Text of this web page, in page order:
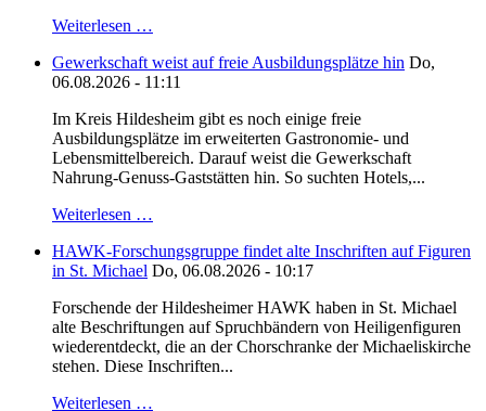
Weiterlesen …
Gewerkschaft weist auf freie Ausbildungsplätze hin Do,
06.08.2026 - 11:11
Im Kreis Hildesheim gibt es noch einige freie
Ausbildungsplätze im erweiterten Gastronomie- und
Lebensmittelbereich. Darauf weist die Gewerkschaft
Nahrung-Genuss-Gaststätten hin. So suchten Hotels,...
Weiterlesen …
HAWK-Forschungsgruppe findet alte Inschriften auf Figuren
in St. Michael Do, 06.08.2026 - 10:17
Forschende der Hildesheimer HAWK haben in St. Michael
alte Beschriftungen auf Spruchbändern von Heiligenfiguren
wiederentdeckt, die an der Chorschranke der Michaeliskirche
stehen. Diese Inschriften...
Weiterlesen …